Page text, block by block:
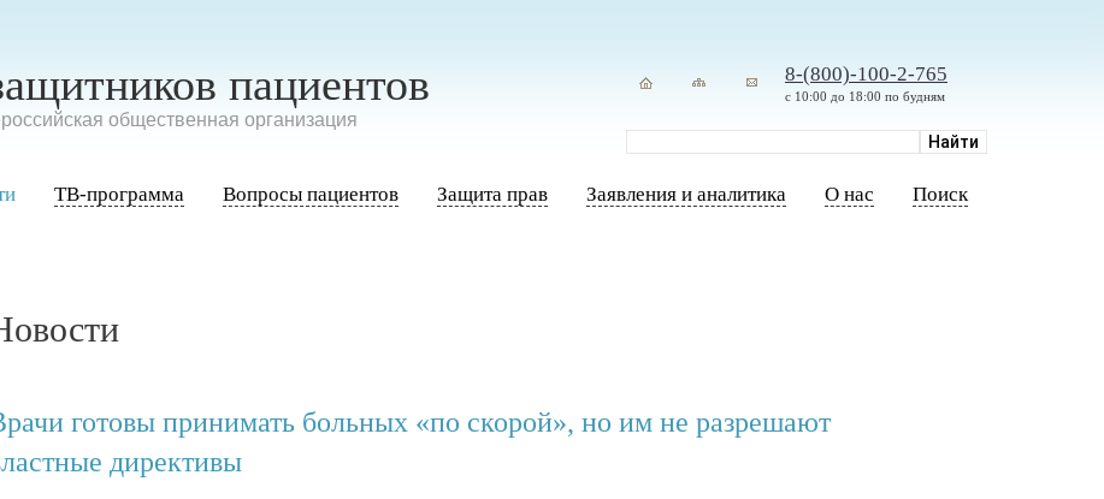
пациентов
общественная организация
8-(800)-100-2-765
с 10:00 до 18:00 по будням
ТВ-программа Вопросы пациентов Защита прав Заявления и аналитика О нас Поиск
готовы принимать больных «по скорой», но им не разрешают
директивы